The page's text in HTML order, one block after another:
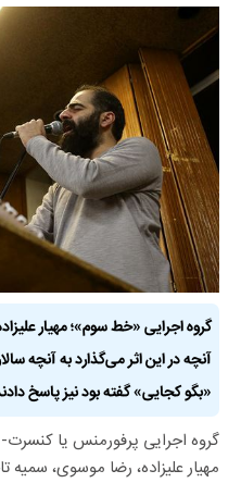
گروه اجرایی «خط سوم»؛ مهیار
آنچه در این اثر می‌گذارد به آنچه
«بگو کجایی» گفته بود نیز پاسخ
گروه اجرایی پرفورمنس یا
مهیار علیزاده، رضا موسوی،